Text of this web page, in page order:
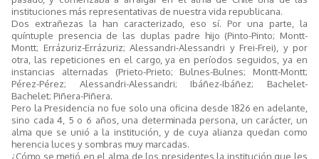
instituciones más representativas de nuestra vida republicana.
Dos extrañezas la han caracterizado, eso sí. Por una parte, la
quíntuple presencia de las duplas padre hijo (Pinto-Pinto; Montt-
Montt; Errázuriz-Errázuriz; Alessandri-Alessandri y Frei-Frei), y por
otra, las repeticiones en el cargo, ya en períodos seguidos, ya en
instancias alternadas (Prieto-Prieto; Bulnes-Bulnes; Montt-Montt;
Pérez-Pérez; Alessandri-Alessandri; Ibáñez-Ibáñez; Bachelet-
Bachelet; Piñera-Piñera.
Pero la Presidencia no fue solo una oficina desde 1826 en adelante,
sino cada 4, 5 o 6 años, una determinada persona, un carácter, un
alma que se unió a la institución, y de cuya alianza quedan como
herencia luces y sombras muy marcadas.
¿Cómo se metió en el alma de los presidentes la institución que les